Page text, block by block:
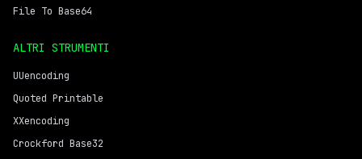
File To Base64
ALTRI STRUMENTI
UUencoding
Quoted Printable
XXencoding
Crockford Base32